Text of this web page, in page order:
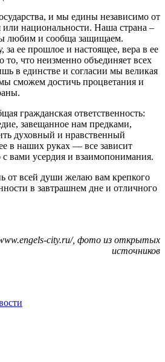
и мы едины независимо от
или национальности. Наша страна –
любим и сообща защищаем.
за ее прошлое и настоящее, вера в ее
то, что неизменно объединяет всех
в единстве и согласии мы великая
сможем достичь процветания и
гражданская ответственность:
завещанное нам предками,
духовный и нравственный
в наших руках — все зависит
с вами усердия и взаимопонимания.
от всей души желаю вам крепкого
в завтрашнем дне и отличного
city.ru/, фото из открытых
источников